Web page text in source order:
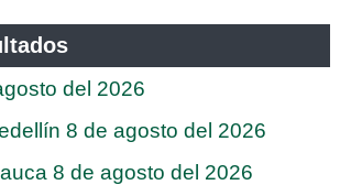
del 2026
8 de agosto del 2026
8 de agosto del 2026